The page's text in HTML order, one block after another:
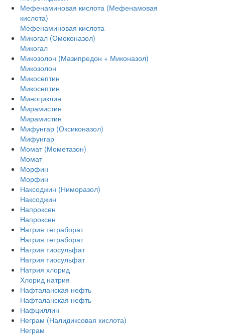
Мефенаминовая кислота (Мефенамовая
кислота)
Мефенаминовая кислота
Микогал (Омоконазол)
Микогал
Микозолон (Мазипредон + Миконазол)
Микозолон
Микосептин
Микосептин
Миноциклин
Мирамистин
Мирамистин
Мифунгар (Оксиконазол)
Мифунгар
Момат (Мометазон)
Момат
Морфин
Морфин
Наксоджин (Ниморазол)
Наксоджин
Напроксен
Напроксен
Натрия тетраборат
Натрия тетраборат
Натрия тиосульфат
Натрия тиосульфат
Натрия хлорид
Хлорид натрия
Нафталанская нефть
Нафталанская нефть
Нафциллин
Неграм (Налидиксовая кислота)
Неграм